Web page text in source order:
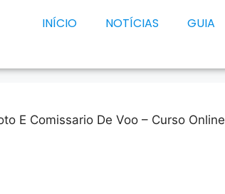
INÍCIO NOTÍCIAS GUIA
E Comissario De Voo – Curso Online